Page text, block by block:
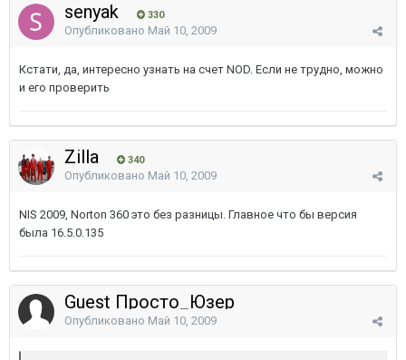
senyak 330
Опубликовано Май 10, 2009
Кстати, да, интересно узнать на счет NOD. Если не трудно, можно
и его проверить
Zilla 340
Опубликовано Май 10, 2009
NIS 2009, Norton 360 это без разницы. Главное что бы версия
была 16.5.0.135
Guest Просто_Юзер
Опубликовано Май 10, 2009